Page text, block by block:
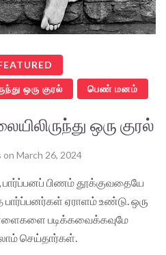
ஒரு குரல் பெண் மனம்
ஒரு குரல்
on March 26, 2024
பிணம் தூக்குவதையே
பார்ப்பனர்கள் ஏராளம் உண்டு. ஒரு
படிக்கவைக்கவுமே
செய்தார்கள்.